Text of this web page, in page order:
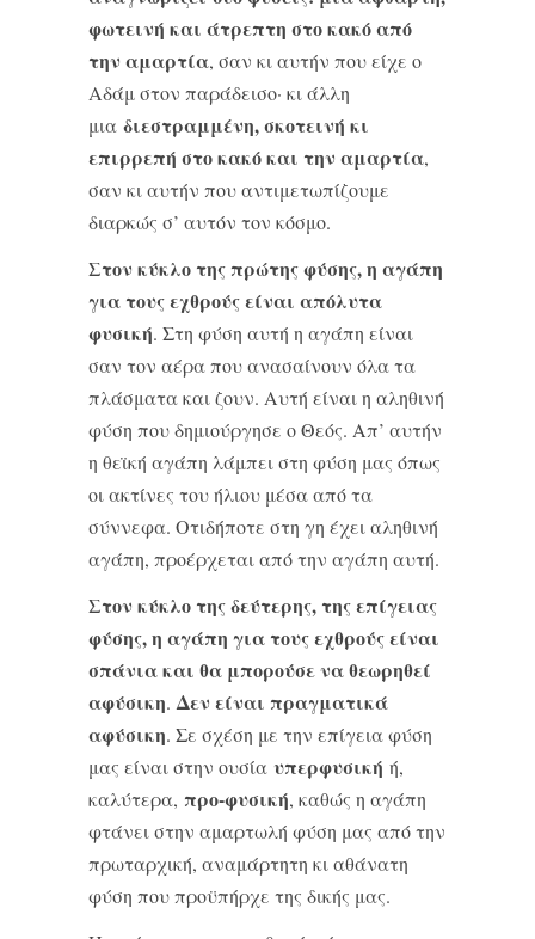
φωτεινή και άτρεπτη στο κακό από
την αμαρτία, σαν κι αυτήν που είχε ο
Αδάμ στον παράδεισο· κι άλλη
μια διεστραμμένη, σκοτεινή κι
επιρρεπή στο κακό και την αμαρτία,
σαν κι αυτήν που αντιμετωπίζουμε
διαρκώς σ’ αυτόν τον κόσμο.
Στον κύκλο της πρώτης φύσης, η αγάπη
για τους εχθρούς είναι απόλυτα
φυσική. Στη φύση αυτή η αγάπη είναι
σαν τον αέρα που ανασαίνουν όλα τα
πλάσματα και ζουν. Αυτή είναι η αληθινή
φύση που δημιούργησε ο Θεός. Απ’ αυτήν
η θεϊκή αγάπη λάμπει στη φύση μας όπως
οι ακτίνες του ήλιου μέσα από τα
σύννεφα. Οτιδήποτε στη γη έχει αληθινή
αγάπη, προέρχεται από την αγάπη αυτή.
Στον κύκλο της δεύτερης, της επίγειας
φύσης, η αγάπη για τους εχθρούς είναι
σπάνια και θα μπορούσε να θεωρηθεί
αφύσικη. Δεν είναι πραγματικά
αφύσικη. Σε σχέση με την επίγεια φύση
μας είναι στην ουσία υπερφυσική ή,
καλύτερα, προ-φυσική, καθώς η αγάπη
φτάνει στην αμαρτωλή φύση μας από την
πρωταρχική, αναμάρτητη κι αθάνατη
φύση που προϋπήρχε της δικής μας.